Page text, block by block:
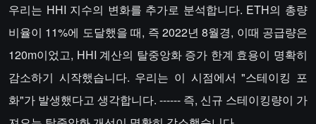
우리는 HHI 지수의 변화를 추가로 분석합니다. ETH의 총량
비율이 11%에 도달했을 때, 즉 2022년 8월경, 이때 공급량은
120m이었고, HHI 계산의 탈중앙화 증가 한계 효용이 명확히
감소하기 시작했습니다. 우리는 이 시점에서 "스테이킹 포
화"가 발생했다고 생각합니다. ------ 즉, 신규 스테이킹량이 가